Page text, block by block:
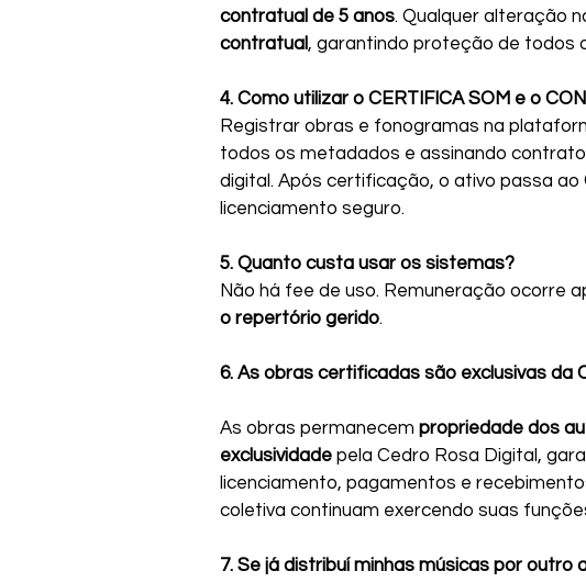
contratual de 5 anos. Qualquer alteração
contratual, garantindo proteção de todos
4. Como utilizar o CERTIFICA SOM e o
Registrar obras e fonogramas na
todos os metadados e assinando
digital. Após certificação, o ativo passa ao
licenciamento seguro.
5. Quanto custa usar os sistemas?
Não há fee de uso. Remuneração ocorre
o repertório gerido.
6. As obras certificadas são exclusivas da
As obras permanecem propriedade dos
exclusividade pela Cedro Rosa Digital,
licenciamento, pagamentos e
coletiva continuam exercendo suas
7. Se já distribuí minhas músicas por